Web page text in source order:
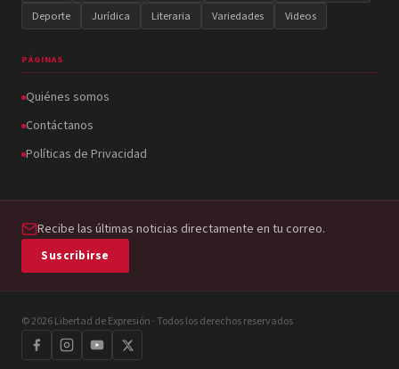
Deporte
Jurídica Literaria Variedades Videos
PÁGINAS
Quiénes somos
Contáctanos
Políticas de Privacidad
Recibe las últimas noticias directamente en tu correo.
Suscribirse
© 2026 Libertad de Expresión · Todos los derechos reservados